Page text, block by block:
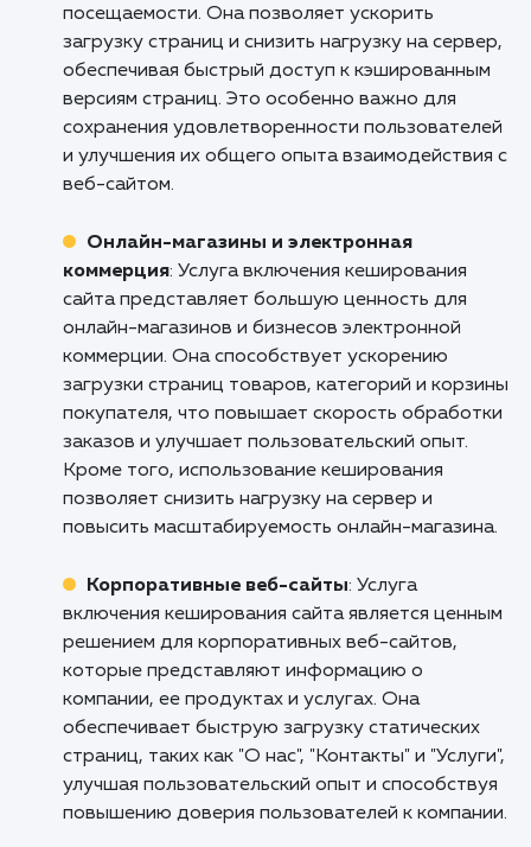
Не позволяйте медленной загрузке
мешать успеху вашего бизнеса.
нам сегодня и узнайте, как
кеширования может увеличить
вашего сайта, улучшить
опыт и способствовать росту вашего
Свяжитесь с нами прямо сейчас и дайте
сайту ускорение, которое он заслуживает!
Кому подходит данный продукт?
Веб-сайты с высоким трафиком: Услуга
включения кеширования сайта особенно
полезна для веб-сайтов с высоким уровнем
посещаемости. Она позволяет ускорить
загрузку страниц и снизить нагрузку на
обеспечивая быстрый доступ к
версиям страниц. Это особенно важно для
сохранения удовлетворенности
и улучшения их общего опыта
веб-сайтом.
Онлайн-магазины и электронная
коммерция: Услуга включения кеширования
сайта представляет большую ценность для